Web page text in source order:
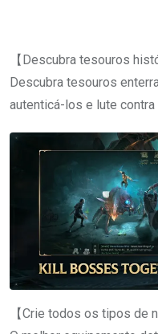
【Descubra tesouros
Descubra tesouros
autenticá-los e lute
【Crie todos os tipos de